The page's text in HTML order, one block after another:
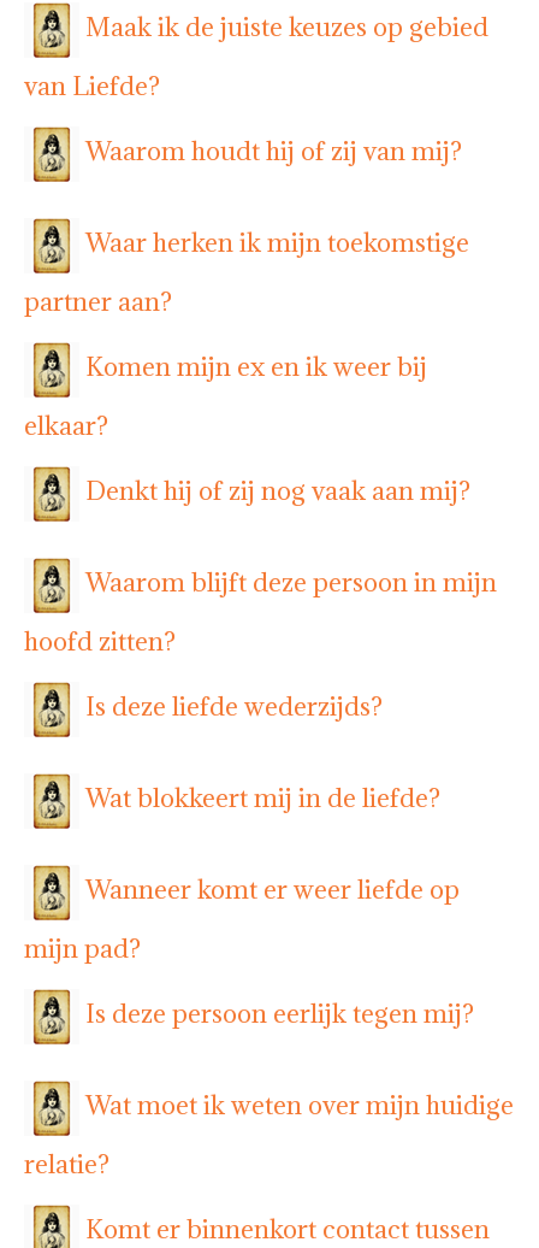
Maak ik de juiste keuzes op gebied
van Liefde?
Waarom houdt hij of zij van mij?
Waar herken ik mijn toekomstige
partner aan?
Komen mijn ex en ik weer bij
elkaar?
Denkt hij of zij nog vaak aan mij?
Waarom blijft deze persoon in mijn
hoofd zitten?
Is deze liefde wederzijds?
Wat blokkeert mij in de liefde?
Wanneer komt er weer liefde op
mijn pad?
Is deze persoon eerlijk tegen mij?
Wat moet ik weten over mijn huidige
relatie?
Komt er binnenkort contact tussen